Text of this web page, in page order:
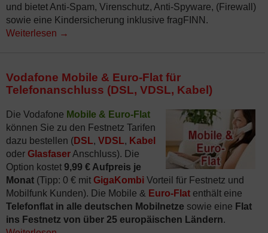
und bietet Anti-Spam, Virenschutz, Anti-Spyware, (Firewall)
sowie eine Kindersicherung inklusive fragFINN.
Weiterlesen →
Vodafone Mobile & Euro-Flat für
Telefonanschluss (DSL, VDSL, Kabel)
Die Vodafone Mobile & Euro-Flat
können Sie zu den Festnetz Tarifen
dazu bestellen (DSL, VDSL, Kabel
oder GlasfaserAnschluss). Die
Option kostet 9,99 € Aufpreis je
Monat (Tipp: 0 € mit GigaKombi Vorteil für Festnetz und
Mobilfunk Kunden). Die Mobile & Euro-Flat enthält eine
Telefonflat in alle deutschen Mobilnetze sowie eine Flat
ins Festnetz von über 25 europäischen Ländern.